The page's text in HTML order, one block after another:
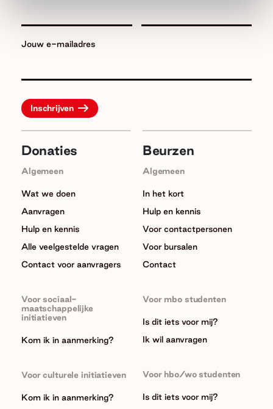
Jouw e-mailadres
Donaties
Algemeen
Wat we doen
Aanvragen
Hulp en kennis
Alle veelgestelde vragen
Contact voor aanvragers
Voor sociaal-
maatschappelijke
initiatieven
Kom ik in aanmerking?
Voor culturele initiatieven
Kom ik in aanmerking?
Beurzen
Algemeen
In het kort
Hulp en kennis
Voor contactpersonen
Voor bursalen
Contact
Voor mbo studenten
Is dit iets voor mij?
Ik wil aanvragen
Voor hbo/wo studenten
Is dit iets voor mij?